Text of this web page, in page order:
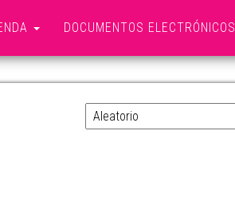
DOCUMENTOS ELECTRÓNICOS
TRIPLEX